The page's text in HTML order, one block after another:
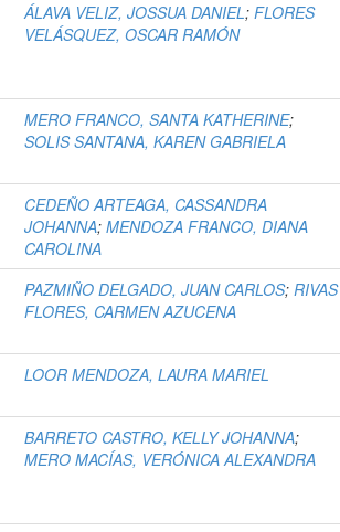
ÁLAVA VELIZ, JOSSUA DANIEL;FLORES
VELÁSQUEZ, OSCAR RAMÓN
MERO FRANCO, SANTA KATHERINE;
SOLIS SANTANA, KAREN GABRIELA
CEDEÑO ARTEAGA, CASSANDRA
JOHANNA;MENDOZA FRANCO, DIANA
CAROLINA
PAZMIÑO DELGADO, JUAN CARLOS;RIVAS
FLORES, CARMEN AZUCENA
LOOR MENDOZA, LAURA MARIEL
BARRETO CASTRO, KELLY JOHANNA;
MERO MACÍAS, VERÓNICA ALEXANDRA